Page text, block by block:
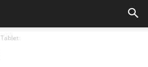
Tablet